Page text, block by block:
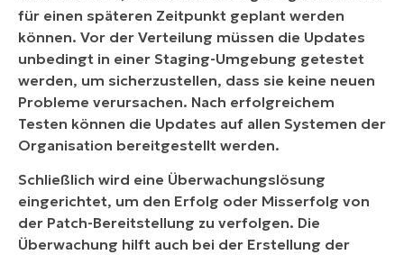
für einen späteren Zeitpunkt geplant werden
können. Vor der Verteilung müssen die Updates
unbedingt in einer Staging-Umgebung getestet
werden, um sicherzustellen, dass sie keine neuen
Probleme verursachen. Nach erfolgreichem
Testen können die Updates auf allen Systemen der
Organisation bereitgestellt werden.
Schließlich wird eine Überwachungslösung
eingerichtet, um den Erfolg oder Misserfolg von
der Patch-Bereitstellung zu verfolgen. Die
Überwachung hilft auch bei der Erstellung der